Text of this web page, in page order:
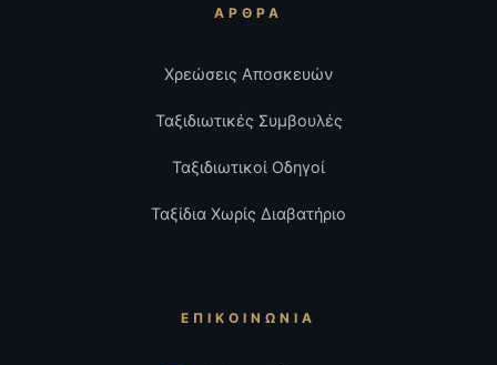
ΆΡΘΡΑ
Χρεώσεις Αποσκευών
Ταξιδιωτικές Συμβουλές
Ταξιδιωτικοί Οδηγοί
Ταξίδια Χωρίς Διαβατήριο
ΕΠΙΚΟΙΝΩΝΊΑ